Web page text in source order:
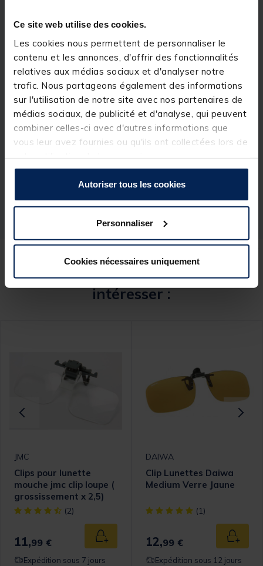
Ce site web utilise des cookies.
Les cookies nous permettent de personnaliser le
contenu et les annonces, d'offrir des fonctionnalités
relatives aux médias sociaux et d'analyser notre
trafic. Nous partageons également des informations
sur l'utilisation de notre site avec nos partenaires de
médias sociaux, de publicité et d'analyse, qui peuvent
combiner celles-ci avec d'autres informations que
vous leur avez fournies ou qu'ils ont collectées lors de
Autoriser tous les cookies
Personnaliser
Cookies nécessaires uniquement
en fonction de la luminosité extérieur.
Détails
Spécifications
JMC
Ces produits pourraient vous
intéresser :
panier
JMC
Clips pour lunette
mouche jmc clip loupe (
grossissement x 2,5)
[object Object] out of 5 Customer Rating
(2)
11,99 € Ajouter au panier
Expédition sous 7 jours
DAIWA
Clip Lunettes Daiwa
Medium Verre Jaune
[object Object] out of 5
(1)
12,99 €
Expédition sous 12 jours